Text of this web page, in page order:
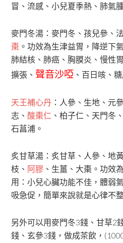
冒、流感、小兒夏季熱、肺氣
麥門冬湯：麥門冬、孩兒參、
棗 。功效為生津益胃，降逆下
肺結核、肺癌、胸膜炎、慢性
擴張、 聲音沙啞 、百日咳、
天王補心丹 ：人參、生地、元
志、酸棗仁 、柏子仁、天門冬
石菖浦。
炙甘草湯：炙甘草、人參、地
枝、 阿膠 、生薑、大棗。功效
用：小兒心臟功能不佳，體弱
吸急促，簡單來說就是心律不
另外可以用麥門冬3錢、甘草2
錢、玄參3錢，做成茶飲，